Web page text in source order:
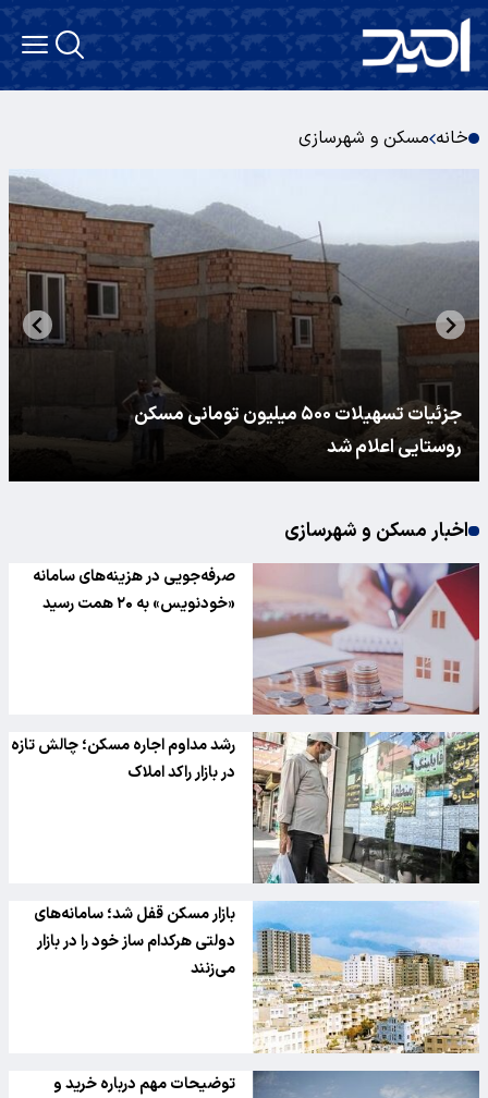
خانه مسکن و شهرسازی
۱۵۰ هزار واحد مسکن حمایتی در دهه فجر افتتاح
می‌شود
اخبار مسکن و شهرسازی
صرفه‌جویی در هزینه‌های سامانه
«خودنویس» به ۲۰ همت رسید
رشد مداوم اجاره مسکن؛ چالش تازه
در بازار راکد املاک
بازار مسکن قفل شد؛ سامانه‌های
دولتی هرکدام ساز خود را در بازار
می‌زنند
توضیحات مهم درباره خرید و